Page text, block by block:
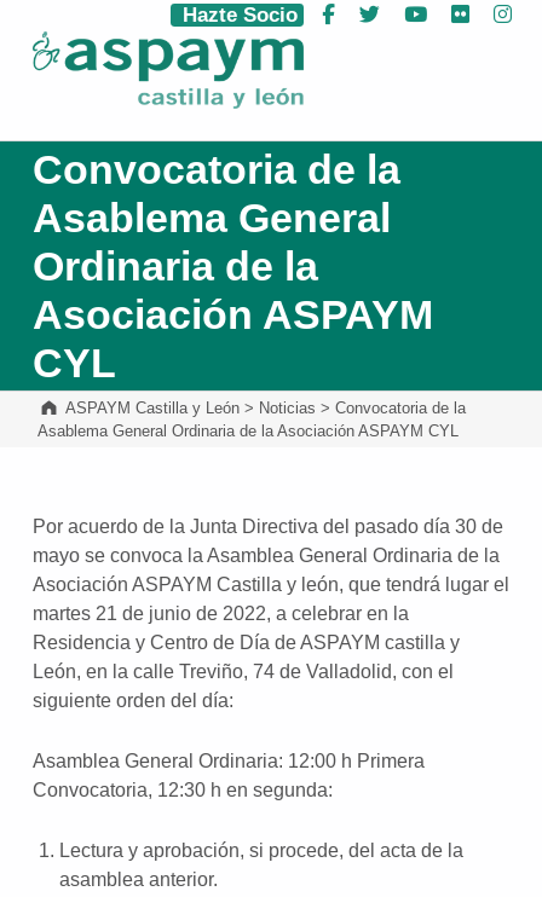
ASPAYM Castilla y León
Hazte Socio Facebook
Twitter YouTube
Flickr
Convocatoria de la
Asablema General
Ordinaria de la
Asociación ASPAYM
CYL
ASPAYM Castilla y León> Noticias > Convocatoria de la
Asablema General Ordinaria de la Asociación ASPAYM CYL
Por acuerdo de la Junta Directiva del pasado día 30 de
mayo se convoca la Asamblea General Ordinaria de la
Asociación ASPAYM Castilla y león, que tendrá lugar el
martes 21 de junio de 2022, a celebrar en la
Residencia y Centro de Día de ASPAYM castilla y
León, en la calle Treviño, 74 de Valladolid, con el
siguiente orden del día:
Asamblea General Ordinaria: 12:00 h Primera
Convocatoria, 12:30 h en segunda:
Lectura y aprobación, si procede, del acta de la
asamblea anterior.